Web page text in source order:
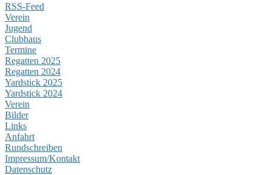
RSS-Feed
Verein
Jugend
Clubhaus
Termine
Regatten 2025
Regatten 2024
Yardstick 2025
Yardstick 2024
Verein
Bilder
Links
Anfahrt
Rundschreiben
Impressum/Kontakt
Datenschutz